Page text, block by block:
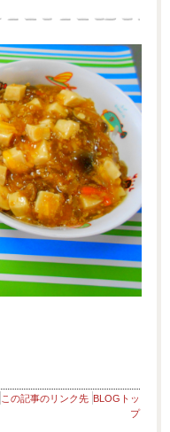
この記事のリンク先 BLOGトッ
プ